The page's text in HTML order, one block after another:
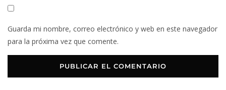
Guarda mi nombre, correo electrónico y web en este navegador
para la próxima vez que comente.